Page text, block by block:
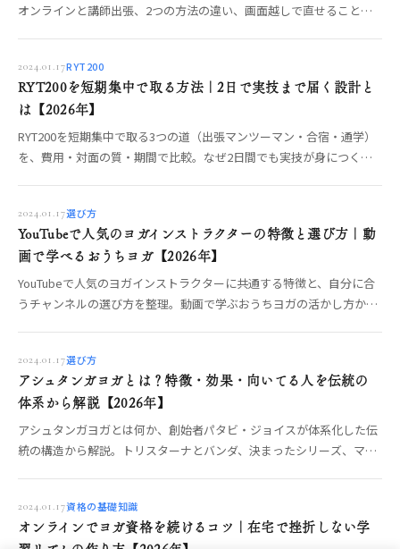
オンラインと講師出張、2つの方法の違い、画面越しで直せること・
2024.01.17RYT200
RYT200を短期集中で取る方法｜2日で実技まで届く設計と
は【2026年】
RYT200を短期集中で取る3つの道（出張マンツーマン・合宿・通学）
を、費用・対面の質・期間で比較。なぜ2日間でも実技が身につくの
2024.01.17選び方
YouTubeで人気のヨガインストラクターの特徴と選び方｜動
画で学べるおうちヨガ【2026年】
YouTubeで人気のヨガインストラクターに共通する特徴と、自分に合
うチャンネルの選び方を整理。動画で学ぶおうちヨガの活かし方か
2024.01.17選び方
アシュタンガヨガとは？特徴・効果・向いてる人を伝統の
体系から解説【2026年】
アシュタンガヨガとは何か、創始者パタビ・ジョイスが体系化した伝
統の構造から解説。トリスターナとバンダ、決まったシリーズ、マイ
2024.01.17資格の基礎知識
オンラインでヨガ資格を続けるコツ｜在宅で挫折しない学